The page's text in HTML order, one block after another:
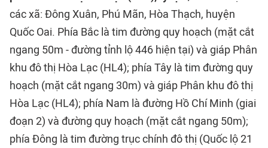
các xã: Đông Xuân, Phú Mãn, Hòa Thạch, huyện
Quốc Oai. Phía Bắc là tim đường quy hoạch (mặt cắt
ngang 50m - đường tỉnh lộ 446 hiện tại) và giáp Phân
khu đô thị Hòa Lạc (HL4); phía Tây là tim đường quy
hoạch (mặt cắt ngang 30m) và giáp Phân khu đô thị
Hòa Lạc (HL4); phía Nam là đường Hồ Chí Minh (giai
đoạn 2) và đường quy hoạch (mặt cắt ngang 50m);
phía Đông là tim đường trục chính đô thị (Quốc lộ 21